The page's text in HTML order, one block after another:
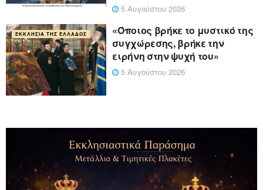
5 Αυγούστου 2026
ΕΚΚΛΗΣΊΑ ΤΗΣ ΕΛΛΆΔΟΣ
«Όποιος βρήκε το μυστικό της
συγχώρεσης, βρήκε την
ειρήνη στην ψυχή του»
5 Αυγούστου 2026